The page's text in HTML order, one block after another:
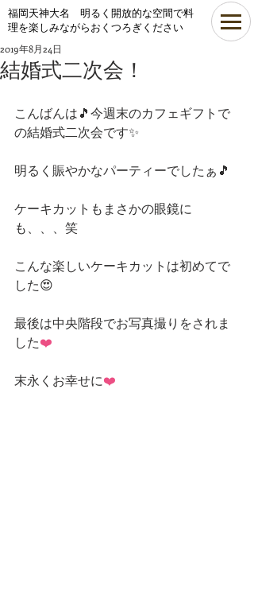
​福岡天神大名 明るく開放的な空間で料
理を楽しみながらおくつろぎください
結婚式二次会！
2019年8月24日
こんばんは🎵今週末のカフェギフトで
の結婚式二次会です✨
明るく賑やかなパーティーでしたぁ🎵
ケーキカットもまさかの眼鏡に
も、、、笑
こんな楽しいケーキカットは初めてで
した😍
最後は中央階段でお写真撮りをされま
した❤️
末永くお幸せに❤️